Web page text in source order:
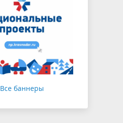
Все баннеры